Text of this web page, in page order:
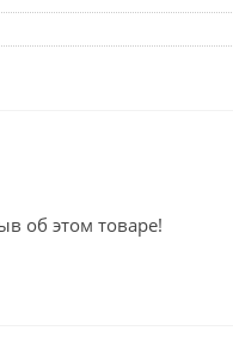
об этом товаре!